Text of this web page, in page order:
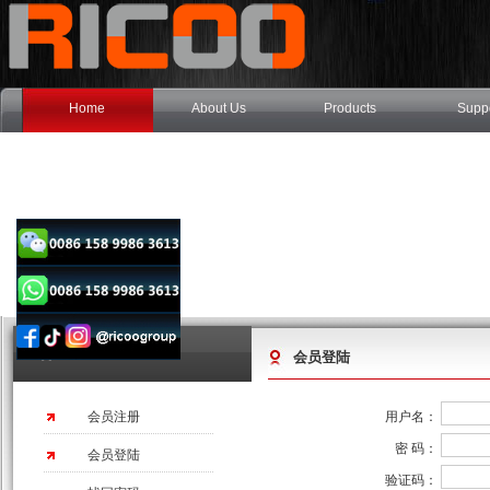
Home About Us Products
会员菜单
会员注册
会员登陆
会员登陆
用户名：
密 码：
验证码：